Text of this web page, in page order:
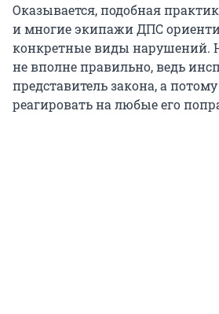
Оказывается, подобная
и многие экипажи ДПС
конкретные виды нарушений.
не вполне правильно, ведь
представитель закона, а
реагировать на любые его